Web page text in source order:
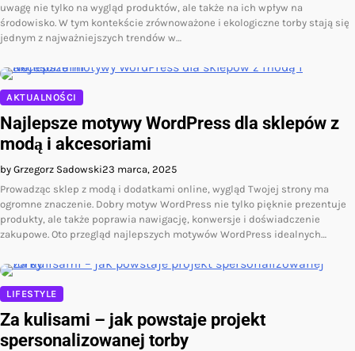
uwagę nie tylko na wygląd produktów, ale także na ich wpływ na
środowisko. W tym kontekście zrównoważone i ekologiczne torby stają się
jednym z najważniejszych trendów w…
AKTUALNOŚCI
Najlepsze motywy WordPress dla sklepów z
modą i akcesoriami
by Grzegorz Sadowski23 marca, 2025
Prowadząc sklep z modą i dodatkami online, wygląd Twojej strony ma
ogromne znaczenie. Dobry motyw WordPress nie tylko pięknie prezentuje
produkty, ale także poprawia nawigację, konwersje i doświadczenie
zakupowe. Oto przegląd najlepszych motywów WordPress idealnych…
LIFESTYLE
Za kulisami – jak powstaje projekt
spersonalizowanej torby